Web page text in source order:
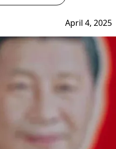
April 4, 2025